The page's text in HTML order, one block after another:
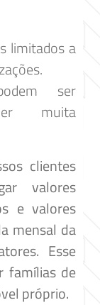
limitados a
ser
muita
clientes
valores
e valores
mensal da
Esse
famílias de
próprio.